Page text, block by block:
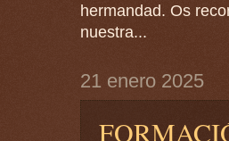
hermandad. Os
nuestra...
21 enero 2025